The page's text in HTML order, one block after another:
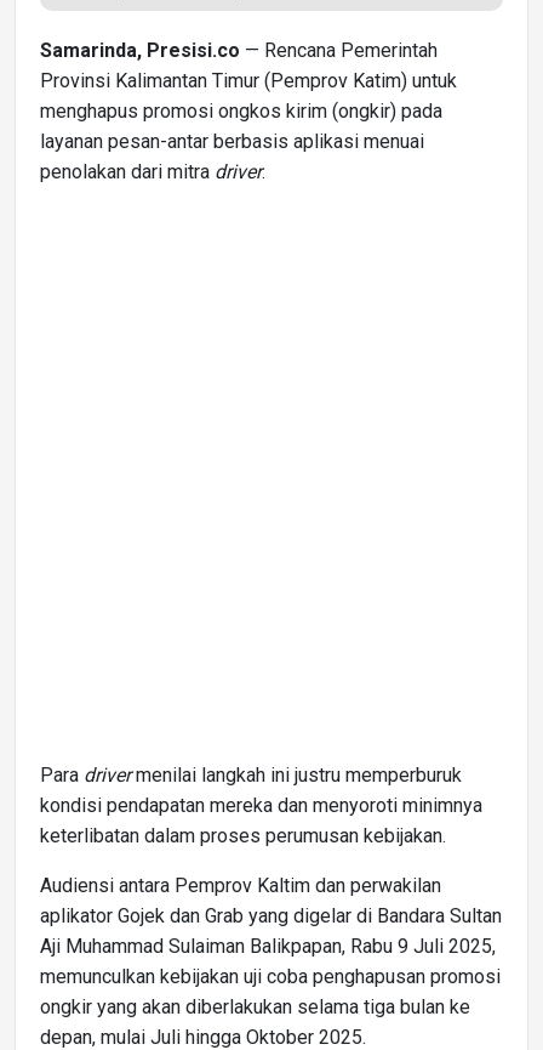
Samarinda, Presisi.co — Rencana Pemerintah
Provinsi Kalimantan Timur (Pemprov Katim) untuk
menghapus promosi ongkos kirim (ongkir) pada
layanan pesan-antar berbasis aplikasi menuai
penolakan dari mitra driver.
Para drivermenilai langkah ini justru memperburuk
kondisi pendapatan mereka dan menyoroti minimnya
keterlibatan dalam proses perumusan kebijakan.
Audiensi antara Pemprov Kaltim dan perwakilan
aplikator Gojek dan Grab yang digelar di Bandara Sultan
Aji Muhammad Sulaiman Balikpapan, Rabu 9 Juli 2025,
memunculkan kebijakan uji coba penghapusan promosi
ongkir yang akan diberlakukan selama tiga bulan ke
depan, mulai Juli hingga Oktober 2025.